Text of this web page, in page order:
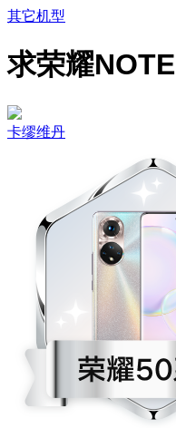
其它机型
求荣耀
卡缪维丹